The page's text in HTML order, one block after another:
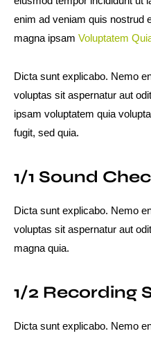
enim ad veniam quis nostrud
magna ipsam Voluptatem
Dicta sunt explicabo. Nemo
voluptas sit aspernatur aut
ipsam voluptatem quia
fugit, sed quia.
1/1 Sound
Dicta sunt explicabo. Nemo
voluptas sit aspernatur aut
magna quia.
1/2 Recording
Dicta sunt explicabo. Nemo